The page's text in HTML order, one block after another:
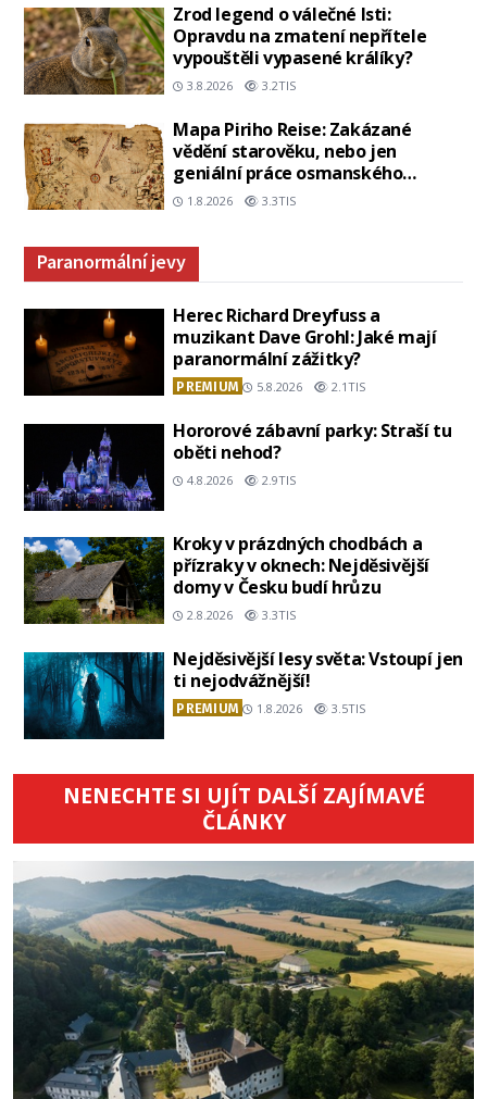
Zrod legend o válečné lsti:
Opravdu na zmatení nepřítele
vypouštěli vypasené králíky?
3.8.2026 3.2TIS
Mapa Piriho Reise: Zakázané
vědění starověku, nebo jen
geniální práce osmanského
admirála?
1.8.2026 3.3TIS
Paranormální jevy
Herec Richard Dreyfuss a
muzikant Dave Grohl: Jaké mají
paranormální zážitky?
PREMIUM 5.8.2026 2.1TIS
Hororové zábavní parky: Straší tu
oběti nehod?
4.8.2026 2.9TIS
Kroky v prázdných chodbách a
přízraky v oknech: Nejděsivější
domy v Česku budí hrůzu
2.8.2026 3.3TIS
Nejděsivější lesy světa: Vstoupí jen
ti nejodvážnější!
PREMIUM 1.8.2026 3.5TIS
NENECHTE SI UJÍT DALŠÍ ZAJÍMAVÉ
ČLÁNKY